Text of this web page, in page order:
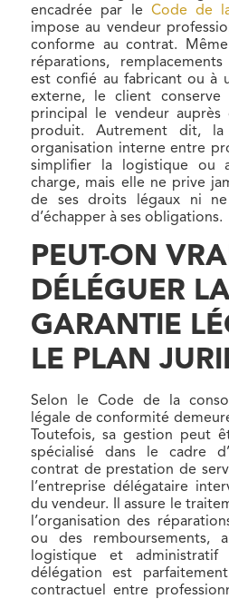
encadrée par le Code de
impose au vendeur
conforme au contrat.
réparations,
est confié au fabricant ou à
externe, le client conserve
principal le vendeur
produit. Autrement dit,
organisation interne entre
simplifier la logistique ou
charge, mais elle ne prive
de ses droits légaux ni
d’échapper à ses obligations.
PEUT-ON
DÉLÉGUER
GARANTIE
LE PLAN
Selon le Code de la
légale de conformité
Toutefois, sa gestion peut
spécialisé dans le cadre
contrat de prestation de
l’entreprise délégataire
du vendeur. Il assure le
l’organisation des
ou des remboursements,
logistique et administratif
délégation est
contractuel entre